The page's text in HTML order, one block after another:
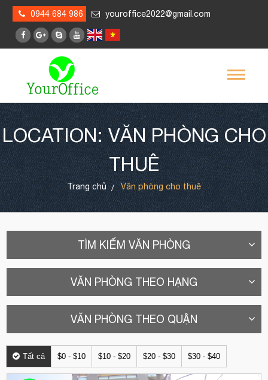
0944 684 986 youroffice2022@gmail.com
LOCATION: VĂN PHÒNG CHO
THUÊ
Trang chủ Văn phòng cho thuê
TÌM KIẾM VĂN PHÒNG
VĂN PHÒNG THEO HẠNG
VĂN PHÒNG THEO QUẬN
Tất cả $0 - $10 $10 - $20 $20 - $30 $30 - $40